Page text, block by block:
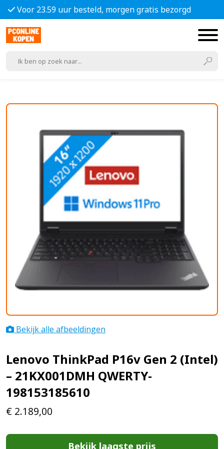
Voor 23.59 uur besteld, morgen gratis bezorgd
Bekijk alle afbeeldingen
Lenovo ThinkPad P16v Gen 2 (Intel)
– 21KX001DMH QWERTY-
198153185610
€ 2.189,00
Bekijk laagste prijs